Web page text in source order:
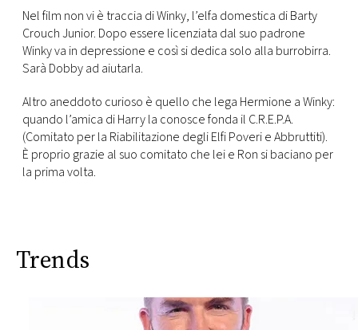
Nel film non vi è traccia di Winky, l’elfa domestica di Barty
Crouch Junior. Dopo essere licenziata dal suo padrone
Winky va in depressione e così si dedica solo alla burrobirra.
Sarà Dobby ad aiutarla.
Altro aneddoto curioso è quello che lega Hermione a Winky:
quando l’amica di Harry la conosce fonda il C.R.E.P.A.
(Comitato per la Riabilitazione degli Elfi Poveri e Abbruttiti).
È proprio grazie al suo comitato che lei e Ron si baciano per
la prima volta.
Trends